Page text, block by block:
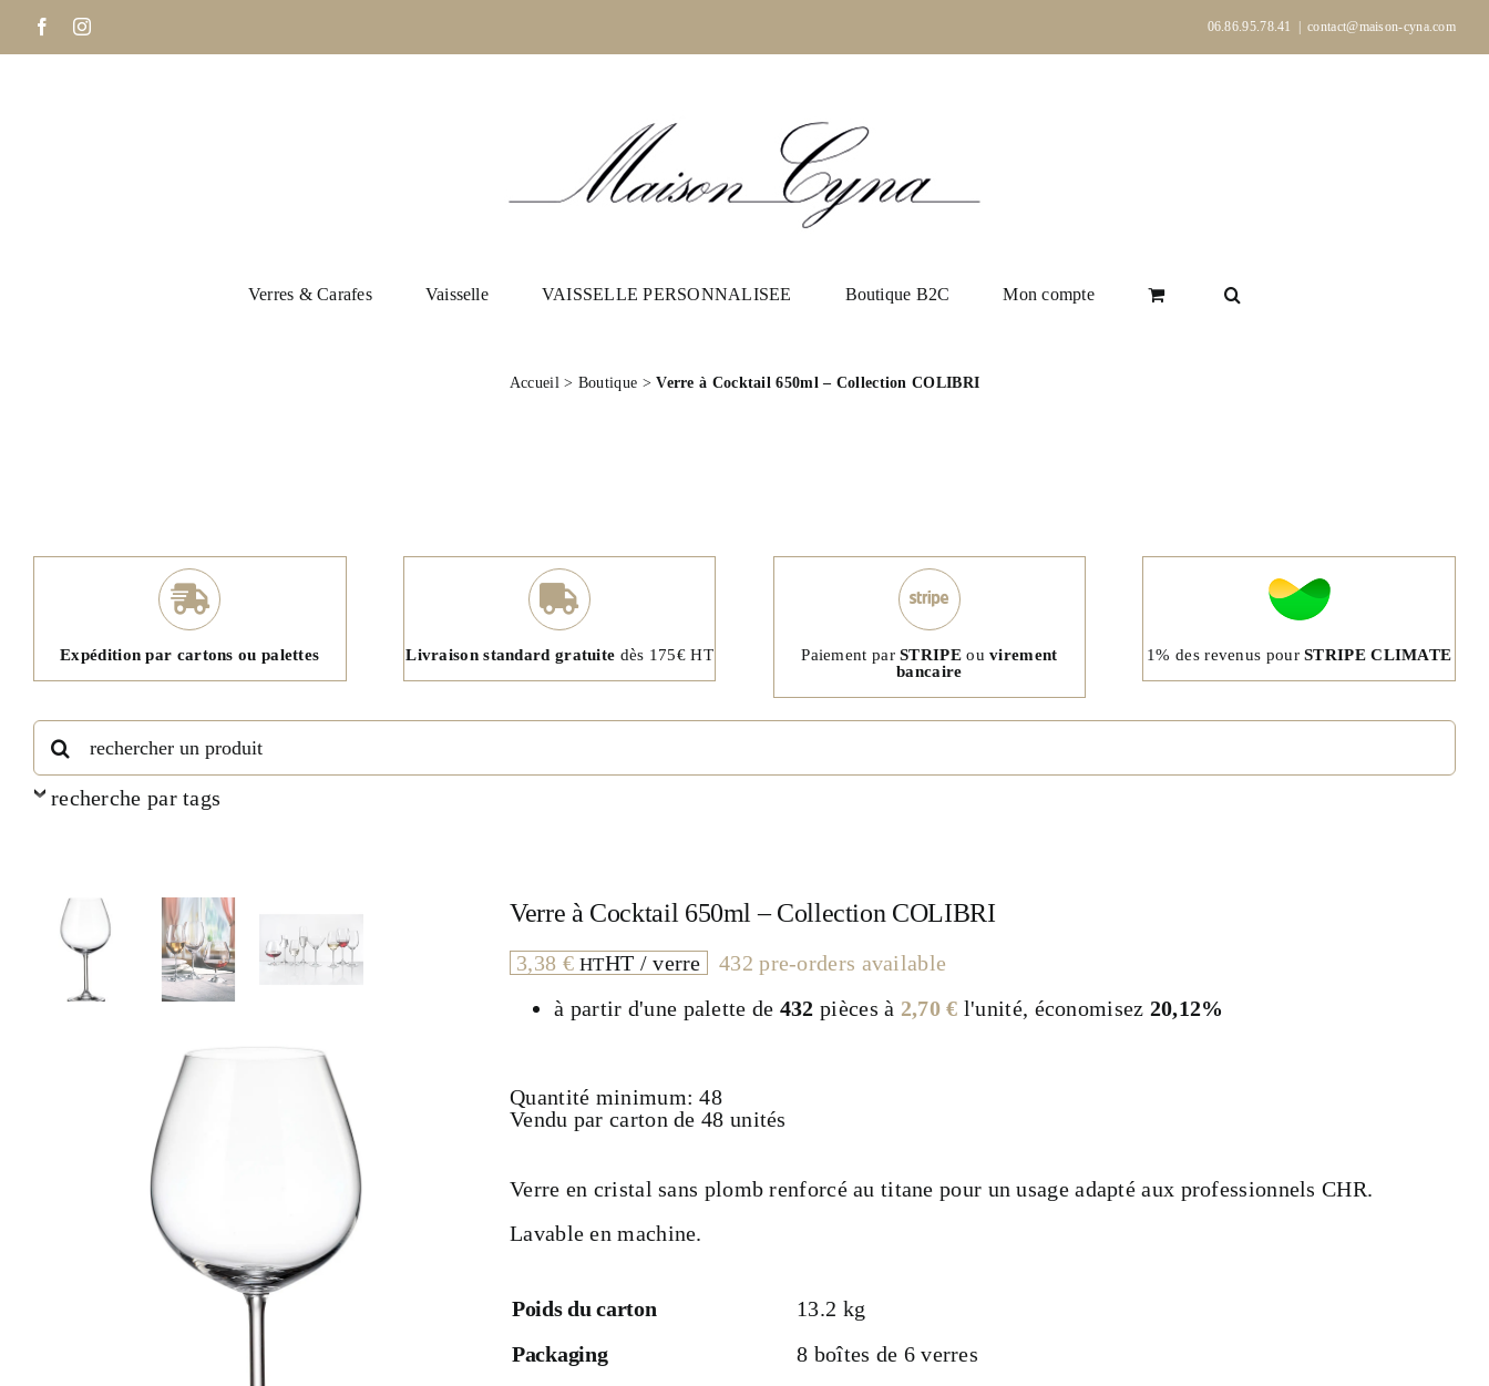
contenu
FacebookInstagram 06.86.95.78.41 contact@maison-cyna.com
Verres & Carafes Vaisselle VAISSELLE PERSONNALISEE Boutique B2C Mon compte
Accueil> Boutique >Verre à Cocktail 650ml – Collection COLIBRI
Expédition par cartons ou palettes Livraison standard gratuite dès 175€ HT Paiement parSTRIPEouvirement
bancaire
1% des revenus pourSTRIPE CLIMATE
Rechercher:
recherche par tags
Verre à Cocktail 650ml – Collection COLIBRI
3,38 € HTHT / verre
432 pre-orders available
à partir d'une palette de 432 pièces à 2,70€ l'unité, économisez 20,12%
Quantité minimum: 48
Vendu par carton de 48 unités
Verre en cristal sans plomb renforcé au titane pour un usage adapté aux professionnels CHR.
Lavable en machine.
Poids du carton
13.2 kg
Packaging
8 boîtes de 6 verres